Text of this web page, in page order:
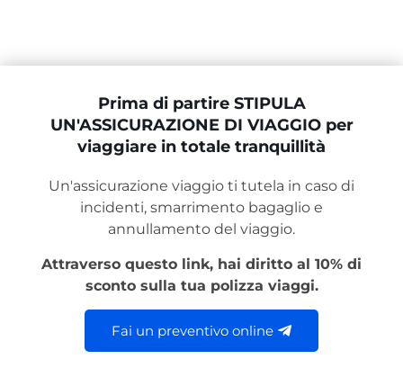
Prima di partire STIPULA
UN'ASSICURAZIONE DI VIAGGIO per
viaggiare in totale tranquillità
Un'assicurazione viaggio ti tutela in caso di
incidenti, smarrimento bagaglio e
annullamento del viaggio.
Attraverso questo link, hai diritto al 10% di
sconto sulla tua polizza viaggi.
Fai un preventivo online